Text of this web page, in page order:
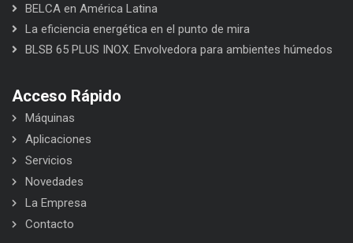
BELCA en América Latina
La eficiencia energética en el punto de mira
BLSB 65 PLUS INOX. Envolvedora para ambientes húmedos
Acceso Rápido
Máquinas
Aplicaciones
Servicios
Novedades
La Empresa
Contacto